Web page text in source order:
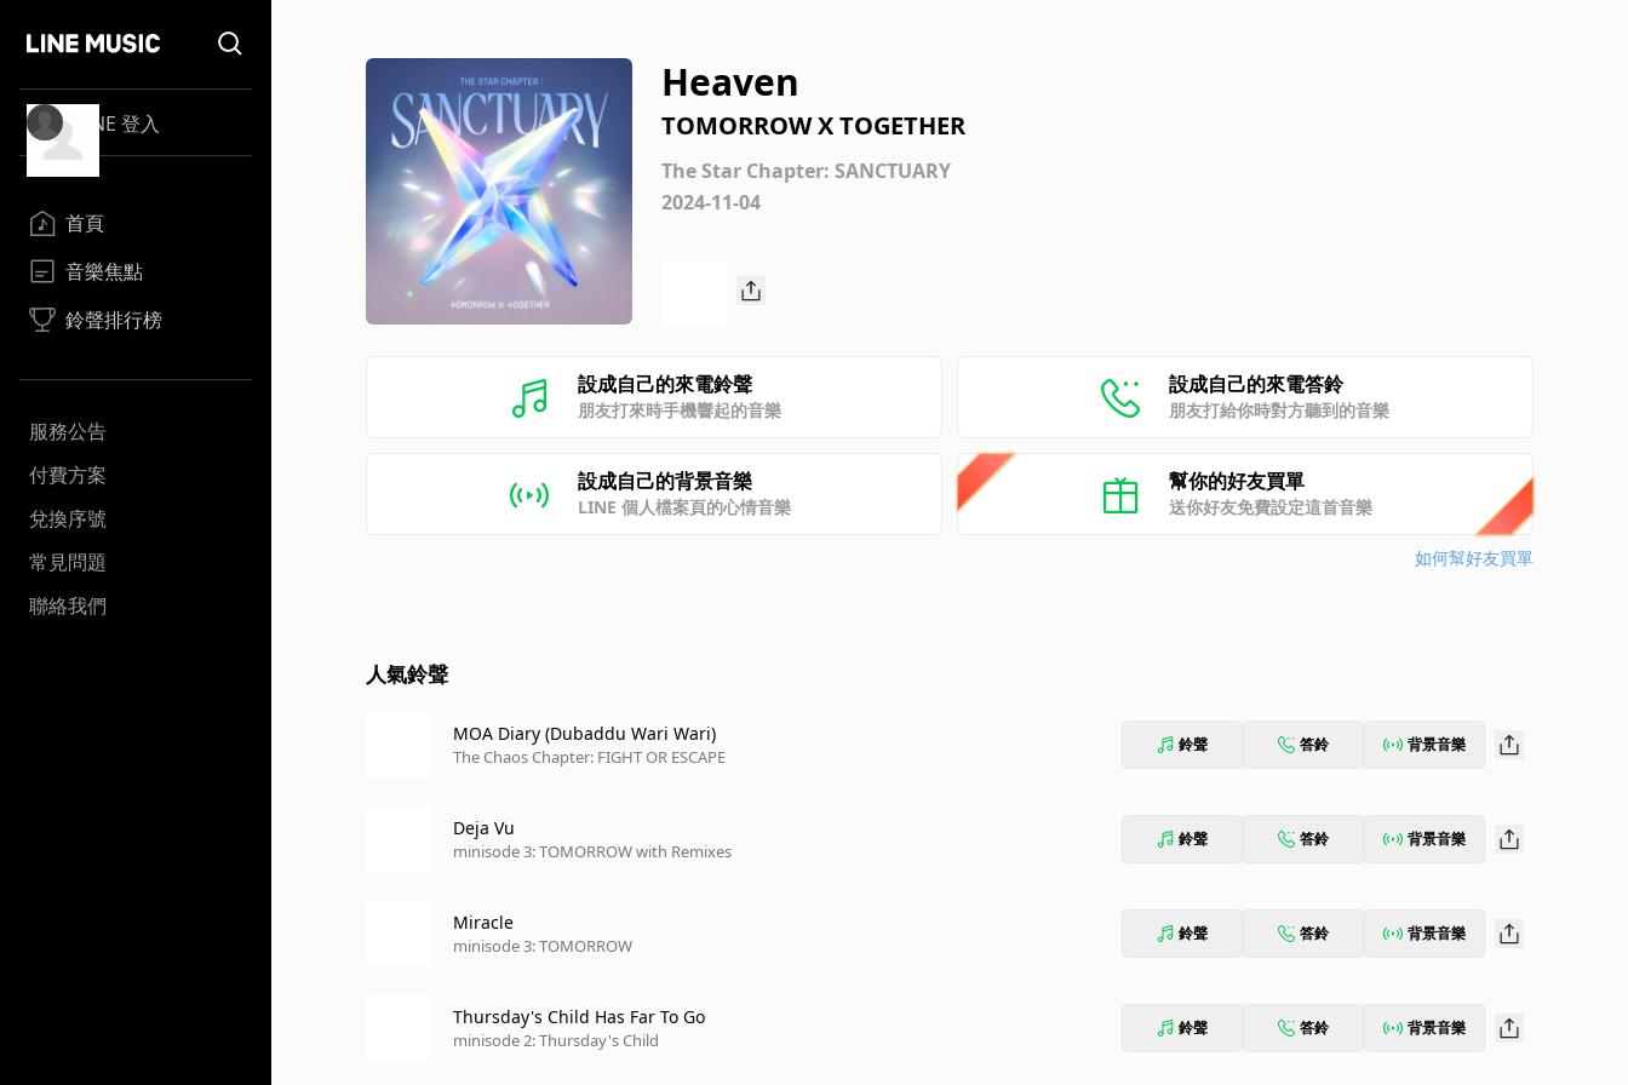
LINE 登入
首頁
音樂焦點
鈴聲排行榜
服務公告
付費方案
兌換序號
常見問題
聯絡我們
Heaven
TOMORROW X TOGETHER
The Star Chapter: SANCTUARY
2024-11-04
設成自己的來電鈴聲
朋友打來時手機響起的音樂
設成自己的來電答鈴
朋友打給你時對方聽到的音樂
設成自己的背景音樂
LINE 個人檔案頁的心情音樂
幫你的好友買單
送你好友免費設定這首音樂
如何幫好友買單
人氣鈴聲
MOA Diary (Dubaddu Wari Wari)
The Chaos Chapter: FIGHT OR ESCAPE
鈴聲 答鈴 背景音樂
Deja Vu
minisode 3: TOMORROW with Remixes
鈴聲 答鈴 背景音樂
Miracle
minisode 3: TOMORROW
鈴聲 答鈴 背景音樂
Thursday's Child Has Far To Go
minisode 2: Thursday's Child
鈴聲 答鈴 背景音樂